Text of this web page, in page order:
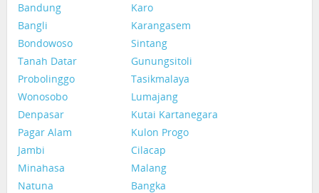
Bandung
Karo
Bangli
Karangasem
Bondowoso
Sintang
Tanah Datar
Gunungsitoli
Probolinggo
Tasikmalaya
Wonosobo
Lumajang
Denpasar
Kutai Kartanegara
Pagar Alam
Kulon Progo
Jambi
Cilacap
Minahasa
Malang
Natuna
Bangka